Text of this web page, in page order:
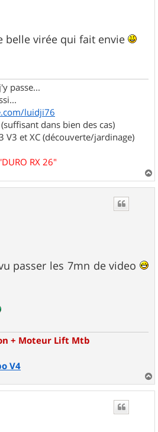
belle virée qui fait envie
passe...
luidji76
dans bien des cas)
V3 et XC (découverte/jardinage)
RX 26"
a
passer les 7mn de video
+ Moteur Lift Mtb
V4
a